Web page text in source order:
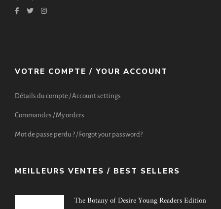
VOTRE COMPTE / YOUR ACCOUNT
Détails du compte / Account settings
Commandes / My orders
Mot de passe perdu ? / Forgot your password?
MEILLEURS VENTES / BEST SELLERS
The Botany of Desire Young Readers Edition